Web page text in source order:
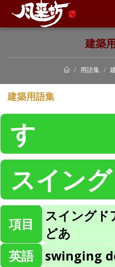
建築
用語集
建築用語集
す
スイン
項目
スイング
どあ
英語
swinging